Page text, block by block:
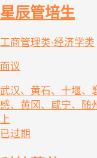
星辰管培生
工商管理类·经济学类
面议
武汉、黄石、十堰、
感、黄冈、咸宁、随
上
已过期